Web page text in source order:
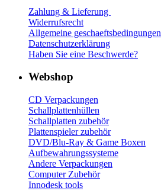
Zahlung & Lieferung
Widerrufsrecht
Allgemeine geschaeftsbedingungen
Datenschutzerklärung
Haben Sie eine Beschwerde?
Webshop
CD Verpackungen
Schallplattenhüllen
Schallplatten zubehör
Plattenspieler zubehör
DVD/Blu-Ray & Game Boxen
Aufbewahrungssysteme
Andere Verpackungen
Computer Zubehör
Innodesk tools